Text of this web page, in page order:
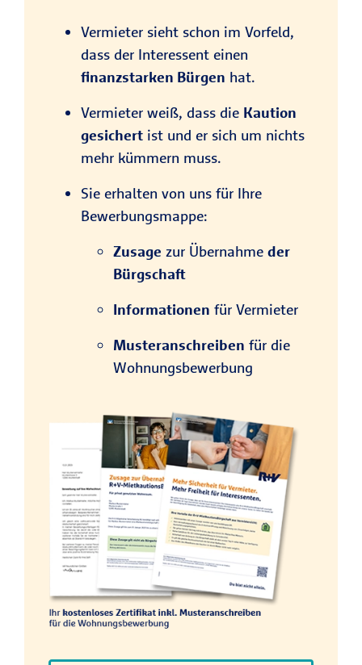
Vermieter sieht schon im Vorfeld,
dass der Interessent einen
finanzstarken Bürgen hat.
Vermieter weiß, dass die Kaution
gesichert ist und er sich um nichts
mehr kümmern muss.
Sie erhalten von uns für Ihre
Bewerbungsmappe:
Zusage zur Übernahme der
Bürgschaft
Informationen für Vermieter
Musteranschreiben für die
Wohnungsbewerbung